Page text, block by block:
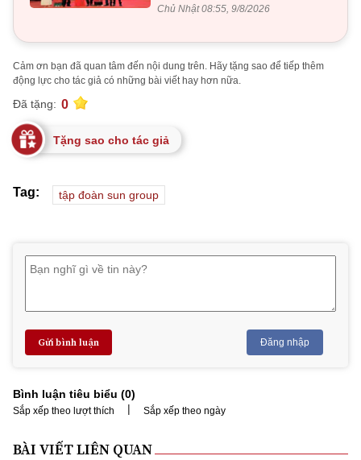
Chủ Nhật 08:55, 9/8/2026
Cảm ơn bạn đã quan tâm đến nội dung trên. Hãy tặng sao để tiếp thêm
động lực cho tác giả có những bài viết hay hơn nữa.
Đã tặng: 0
Tặng sao cho tác giả
Tag: tập đoàn sun group
Gửi bình luận Đăng nhập
Bình luận tiêu biểu (0)
Sắp xếp theo lượt thích | Sắp xếp theo ngày
BÀI VIẾT LIÊN QUAN